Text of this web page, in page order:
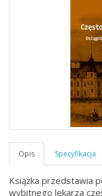
Książka przedstawia
wybitnego lekarza